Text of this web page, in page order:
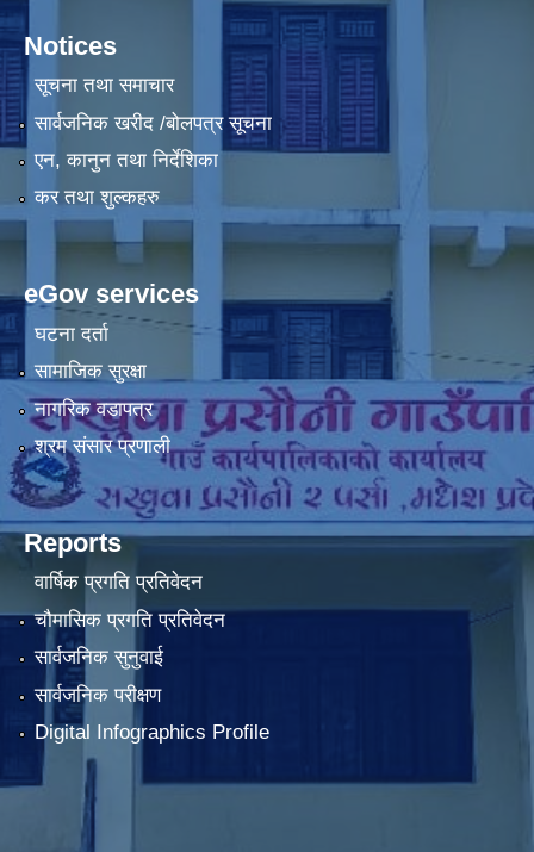
Notices
सूचना तथा समाचार
सार्वजनिक खरीद /बोलपत्र सूचना
एन, कानुन तथा निर्देशिका
कर तथा शुल्कहरु
eGov services
घटना दर्ता
सामाजिक सुरक्षा
नागरिक वडापत्र
श्रम संसार प्रणाली
Reports
वार्षिक प्रगति प्रतिवेदन
चौमासिक प्रगति प्रतिवेदन
सार्वजनिक सुनुवाई
सार्वजनिक परीक्षण
Digital Infographics Profile